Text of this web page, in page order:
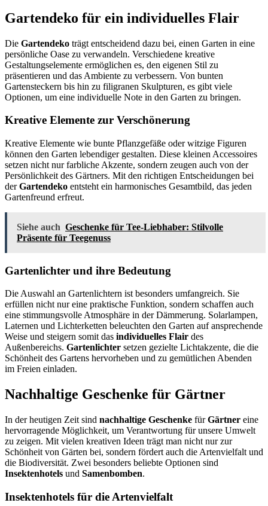
Gartendeko für ein individuelles Flair
Die Gartendeko trägt entscheidend dazu bei, einen Garten in eine
persönliche Oase zu verwandeln. Verschiedene kreative
Gestaltungselemente ermöglichen es, den eigenen Stil zu
präsentieren und das Ambiente zu verbessern. Von bunten
Gartensteckern bis hin zu filigranen Skulpturen, es gibt viele
Optionen, um eine individuelle Note in den Garten zu bringen.
Kreative Elemente zur Verschönerung
Kreative Elemente wie bunte Pflanzgefäße oder witzige Figuren
können den Garten lebendiger gestalten. Diese kleinen Accessoires
setzen nicht nur farbliche Akzente, sondern zeugen auch von der
Persönlichkeit des Gärtners. Mit den richtigen Entscheidungen bei
derGartendeko entsteht ein harmonisches Gesamtbild, das jeden
Gartenfreund erfreut.
Siehe auch Geschenke für Tee-Liebhaber: Stilvolle
Präsente für Teegenuss
Gartenlichter und ihre Bedeutung
Die Auswahl an Gartenlichtern ist besonders umfangreich. Sie
erfüllen nicht nur eine praktische Funktion, sondern schaffen auch
eine stimmungsvolle Atmosphäre in der Dämmerung. Solarlampen,
Laternen und Lichterketten beleuchten den Garten auf ansprechende
Weise und steigern somit das individuelles Flair des
Außenbereichs. Gartenlichter setzen gezielte Lichtakzente, die die
Schönheit des Gartens hervorheben und zu gemütlichen Abenden
im Freien einladen.
Nachhaltige Geschenke für Gärtner
In der heutigen Zeit sind nachhaltige Geschenke fürGärtner eine
hervorragende Möglichkeit, um Verantwortung für unsere Umwelt
zu zeigen. Mit vielen kreativen Ideen trägt man nicht nur zur
Schönheit von Gärten bei, sondern fördert auch die Artenvielfalt und
die Biodiversität. Zwei besonders beliebte Optionen sind
Insektenhotels und Samenbomben.
Insektenhotels für die Artenvielfalt